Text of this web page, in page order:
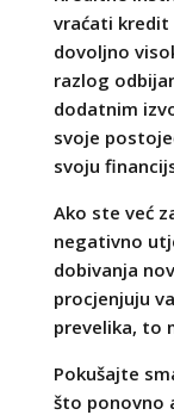
vraćati kredit
dovoljno
razlog
dodatnim
svoje
svoju
Ako ste već
negativno
dobivanja
procjenjuju
prevelika, to
Pokušajte
što ponovno